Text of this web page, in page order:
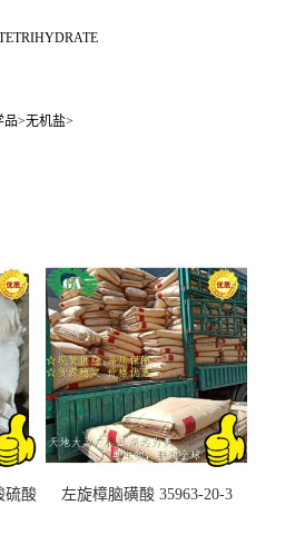
品>无机盐>
硫酸
左旋樟脑磺酸 35963-20-3